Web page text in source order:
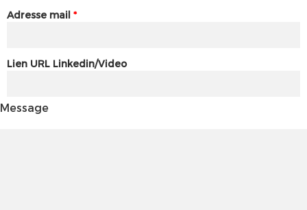
Adresse mail *
Lien URL Linkedin/Video
Message